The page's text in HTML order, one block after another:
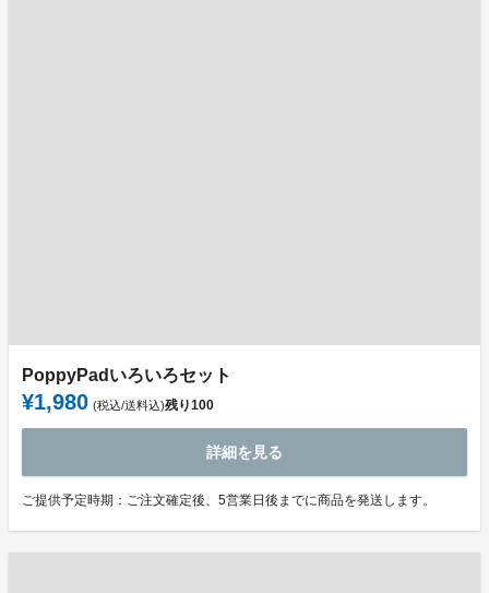
PoppyPadいろいろセット
¥1,980 (税込/送料込)残り100
詳細を見る
ご提供予定時期：ご注文確定後、5営業日後までに商品を発送します。